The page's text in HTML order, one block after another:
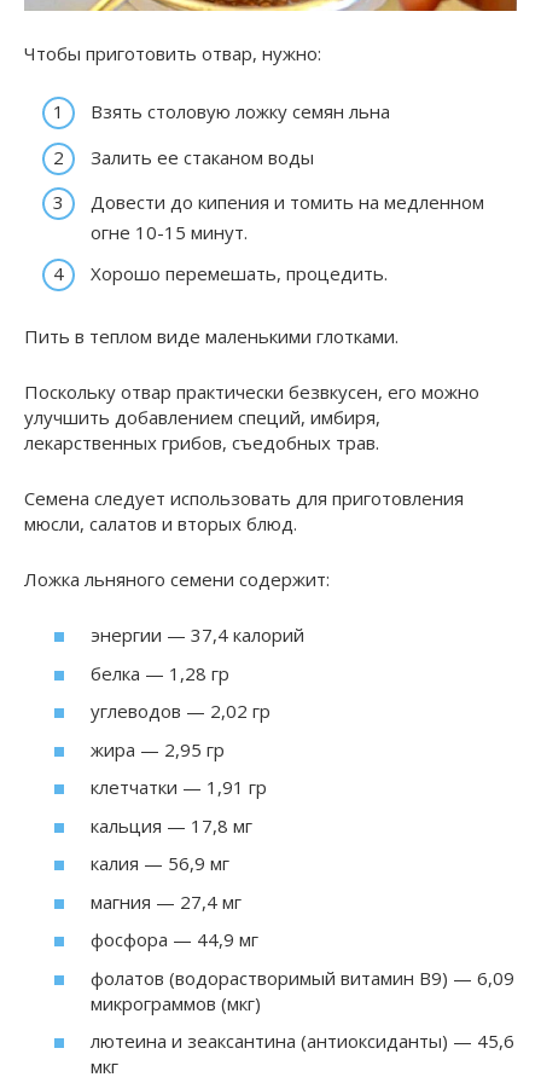
Чтобы приготовить отвар, нужно:
Взять столовую ложку семян льна
Залить ее стаканом воды
Довести до кипения и томить на медленном
огне 10-15 минут.
Хорошо перемешать, процедить.
Пить в теплом виде маленькими глотками.
Поскольку отвар практически безвкусен, его можно
улучшить добавлением специй, имбиря,
лекарственных грибов, съедобных трав.
Семена следует использовать для приготовления
мюсли, салатов и вторых блюд.
Ложка льняного семени содержит:
энергии — 37,4 калорий
белка — 1,28 гр
углеводов — 2,02 гр
жира — 2,95 гр
клетчатки — 1,91 гр
кальция — 17,8 мг
калия — 56,9 мг
магния — 27,4 мг
фосфора — 44,9 мг
фолатов (водорастворимый витамин В9) — 6,09
микрограммов (мкг)
лютеина и зеаксантина (антиоксиданты) — 45,6
мкг